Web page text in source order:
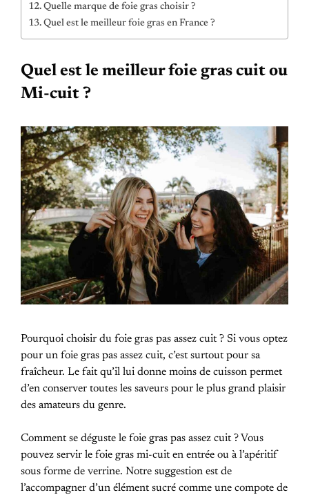
Quelle marque de foie gras choisir ?
Quel est le meilleur foie gras en France ?
Quel est le meilleur foie gras cuit ou
Mi-cuit ?
Pourquoi choisir du foie gras pas assez cuit ? Si vous optez
pour un foie gras pas assez cuit, c’est surtout pour sa
fraîcheur. Le fait qu’il lui donne moins de cuisson permet
d’en conserver toutes les saveurs pour le plus grand plaisir
des amateurs du genre.
Comment se déguste le foie gras pas assez cuit ? Vous
pouvez servir le foie gras mi-cuit en entrée ou à l’apéritif
sous forme de verrine. Notre suggestion est de
l’accompagner d’un élément sucré comme une compote de